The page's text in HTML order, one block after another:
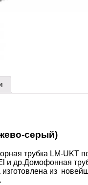
серый)
трубка LM-UKT
др.Домофонная
из